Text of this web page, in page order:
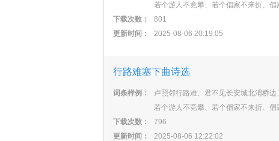
若个游人不竞攀、若个倡家不来折、
下载次数：
801
更新时间：
2025-08-06 20:19:05
行路难塞下曲诗选
词条样例：
卢照邻行路难、君不见长安城北渭桥
若个游人不竞攀、若个倡家不来折、
下载次数：
796
更新时间：
2025-08-06 12:22:02